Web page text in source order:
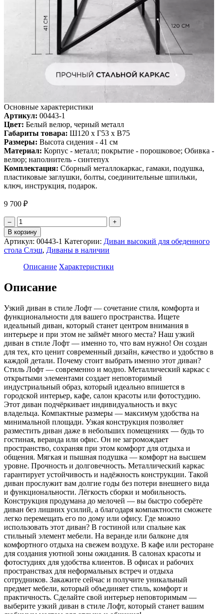
Диван для обеденного стола
Лофтовик Слэш + велюр
белый
Основные характеристики
Артикул: 00443-1
Цвет: Белый велюр, черный металл
Габариты товара: Ш120 х Г53 х В75
Размеры: Высота сидения - 41 см
Материал: Корпус - металл; покрытие - порошковое; Обивка -
велюр; наполнитель - синтепух
Комплектация: Сборный металлокаркас, гамаки, подушка,
пластиковые заглушки, болты, соединительные шпильки,
ключ, инструкция, подарок.
9 700 ₽
–
Количество
товара
Диван
для
обеденного
стола
Лофтовик
+
белый
+
В корзину
Артикул: 00443-1 Категории: Диван высокий для обеденного
стола Слэш, Диваны в наличии
Описание Характеристики
Описание
Узкий диван в стиле Лофт — сочетание стиля, комфорта и
функциональности для вашего пространства. Ищете
идеальный диван, который станет центром внимания в
интерьере и при этом не займёт много места? Наш узкий
диван в стиле Лофт — именно то, что вам нужно! Он создан
для тех, кто ценит современный дизайн, качество и удобство в
каждой детали. Почему стоит выбрать именно этот диван?
Стиль Лофт — современно и модно. Металлический каркас с
открытыми элементами создает неповторимый
индустриальный образ, который идеально впишется в
городской интерьер, кафе, салон красоты или фотостудию.
Этот диван подчёркивает индивидуальность и вкус
владельца. Компактные размеры — максимум удобства на
минимальной площади. Узкая конструкция позволяет
разместить диван даже в небольших помещениях — будь то
гостиная, веранда или офис. Он не загромождает
пространство, сохраняя при этом комфорт для отдыха и
общения. Мягкая и пышная подушка — комфорт на высшем
уровне. Прочность и долговечность. Металлический каркас
гарантирует устойчивость и надёжность конструкции. Такой
диван прослужит вам долгие годы без потери внешнего вида
и функциональности. Лёгкость сборки и мобильность.
Конструкция продумана до мелочей — вы быстро соберёте
диван без лишних усилий, а благодаря компактности сможете
легко перемещать его по дому или офису. Где можно
использовать этот диван? В гостиной или спальне как
стильный элемент мебели. На веранде или балконе для
комфортного отдыха на свежем воздухе. В кафе или ресторане
для создания уютной зоны ожидания. В салонах красоты и
фотостудиях для удобства клиентов. В офисах и рабочих
пространствах для неформальных встреч и отдыха
сотрудников. Закажите сейчас и получите уникальный
предмет мебели, который объединяет стиль, комфорт и
практичность. Сделайте свой интерьер неповторимым —
выберите узкий диван в стиле Лофт, который станет вашим